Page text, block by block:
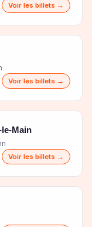
Voir les billets →
Voir les billets →
Main
Voir les billets →